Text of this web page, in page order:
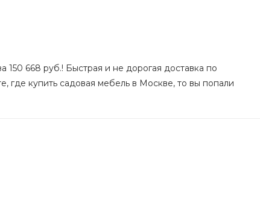
668 руб.! Быстрая и не дорогая доставка по
где купить садовая мебель в Москве, то вы попали